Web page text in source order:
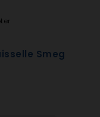
Smeg